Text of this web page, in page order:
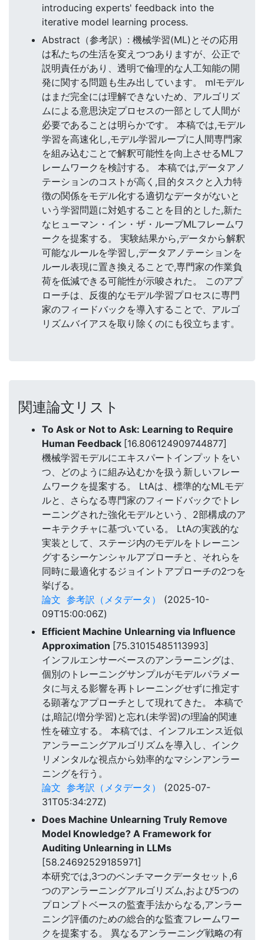
introducing experts' feedback into the
iterative model learning process.
Abstract（参考訳）: 機械学習(ML)とその応用
は私たちの生活を変えつつありますが、公正で
説明責任があり、透明で倫理的な人工知能の開
発に関する問題も生み出しています。 mlモデル
はまだ完全には理解できないため、アルゴリズ
ムによる意思決定プロセスの一部として人間が
必要であることは明らかです。 本稿では,モデル
学習を高速化し,モデル学習ループに人間専門家
を組み込むことで解釈可能性を向上させるMLフ
レームワークを検討する。 本稿では,データアノ
テーションのコストが高く,目的タスクと入力特
徴の関係をモデル化する適切なデータがないと
いう学習問題に対処することを目的とした,新た
なヒューマン・イン・ザ・ループMLフレームワ
ークを提案する。 実験結果から,データから解釈
可能なルールを学習し,データアノテーションを
ルール表現に置き換えることで,専門家の作業負
荷を低減できる可能性が示唆された。 このアプ
ローチは、反復的なモデル学習プロセスに専門
家のフィードバックを導入することで、アルゴ
リズムバイアスを取り除くのにも役立ちます。
関連論文リスト
To Ask or Not to Ask: Learning to Require
Human Feedback [16.806124909744877]
機械学習モデルにエキスパートインプットをい
つ、どのように組み込むかを扱う新しいフレー
ムワークを提案する。 LtAは、標準的なMLモデ
ルと、さらなる専門家のフィードバックでトレ
ーニングされた強化モデルという、2部構成のア
ーキテクチャに基づいている。 LtAの実践的な
実装として、ステージ内のモデルをトレーニン
グするシーケンシャルアプローチと、それらを
同時に最適化するジョイントアプローチの2つを
挙げる。
論文 参考訳（メタデータ）
(2025-10-
09T15:00:06Z)
Efficient Machine Unlearning via Influence
Approximation [75.31015485113993]
インフルエンサーベースのアンラーニングは、
個別のトレーニングサンプルがモデルパラメー
タに与える影響を再トレーニングせずに推定す
る顕著なアプローチとして現れてきた。 本稿で
は,暗記(増分学習)と忘れ(未学習)の理論的関連
性を確立する。 本稿では、インフルエンス近似
アンラーニングアルゴリズムを導入し、インク
リメンタルな視点から効率的なマシンアンラー
ニングを行う。
論文 参考訳（メタデータ）
(2025-07-
31T05:34:27Z)
Does Machine Unlearning Truly Remove
Model Knowledge? A Framework for
Auditing Unlearning in LLMs
[58.24692529185971]
本研究では,3つのベンチマークデータセット,6
つのアンラーニングアルゴリズム,および5つの
プロンプトベースの監査手法からなる,アンラー
ニング評価のための総合的な監査フレームワー
クを提案する。 異なるアンラーニング戦略の有